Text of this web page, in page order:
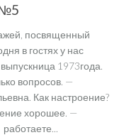
посвященный
в гостях у нас
1973года.
вопросов. —
Как настроение?
хорошее. —